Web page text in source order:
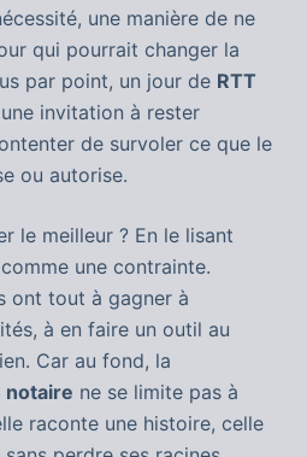
une manière de ne
qui pourrait changer la
par point, un jour de RTT
invitation à rester
de survoler ce que le
ou autorise.
le meilleur ? En le lisant
une contrainte.
ont tout à gagner à
à en faire un outil au
Car au fond, la
notaire ne se limite pas à
raconte une histoire, celle